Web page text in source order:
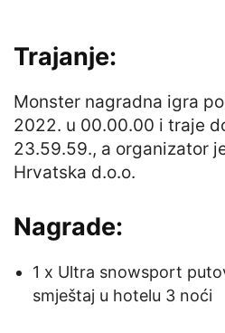
Trajanje:
Monster nagradna igra
2022. u 00.00.00 i traje
23.59.59., a organizator
Hrvatska d.o.o.
Nagrade:
1 x Ultra snowsport
smještaj u hotelu 3 noći